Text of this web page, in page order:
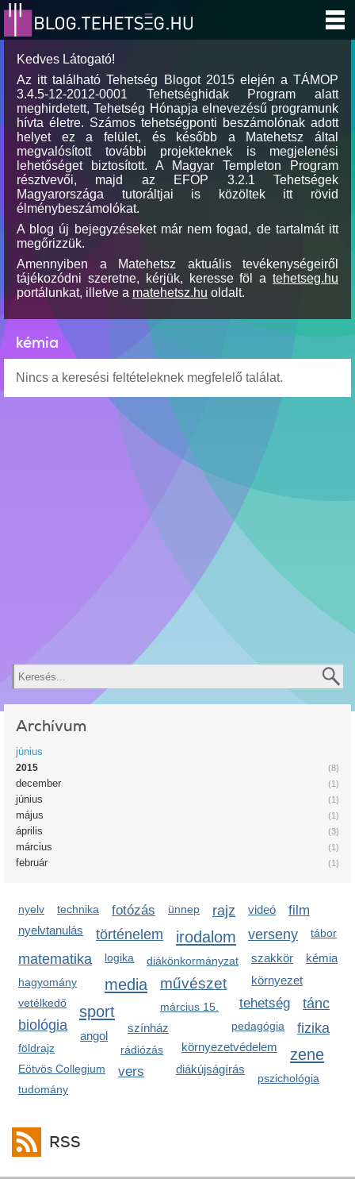
Kedves Látogató!
Az itt található Tehetség Blogot 2015 elején a TÁMOP
3.4.5-12-2012-0001 Tehetséghidak Program alatt
meghirdetett, Tehetség Hónapja elnevezésű programunk
hívta életre. Számos tehetségponti beszámolónak adott
helyet ez a felület, és később a Matehetsz által
megvalósított további projekteknek is megjelenési
lehetőséget biztosított. A Magyar Templeton Program
résztvevői, majd az EFOP 3.2.1 Tehetségek
Magyarországa tutoráltjai is közöltek itt rövid
élménybeszámolókat.
A blog új bejegyzéseket már nem fogad, de tartalmát itt
megőrizzük.
Amennyiben a Matehetsz aktuális tevékenységeiről
tájékozódni szeretne, kérjük, keresse föl a tehetseg.hu
portálunkat, illetve a matehetsz.hu oldalt.
kémia
Nincs a keresési feltételeknek megfelelő találat.
Keresés
Archívum
június
(8)
2015
(1)
december
(1)
június
(1)
május
(3)
április
(1)
március
(1)
február
nyelv technika fotózás ünnep rajz videó film
nyelvtanulás történelem verseny
irodalom
matematika logika diákönkormányzat
szakkör
környezet
media művészet
hagyomány
tábor
kémia
tehetség
vetélkedő március 15.
sport
pedagógia
tánc
biológia
fizika
színház
környezetvédelem
angol
földrajz rádiózás zene
Eötvös Collegium diákújságírás
pszichológia
tudomány
vers
RSS